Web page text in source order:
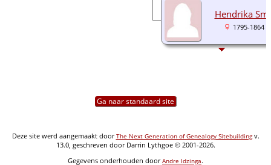
Hendrika
1795-1864
Ga naar standaard site
Deze site werd aangemaakt doorThe Next Generation of Genealogy Sitebuildingv.
13.0, geschreven door Darrin Lythgoe © 2001-2026.
Gegevens onderhouden doorAndre Idzinga.